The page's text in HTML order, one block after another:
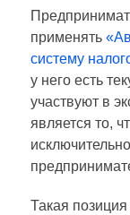
применять
систему
у него есть
участвуют в
является то,
Такая